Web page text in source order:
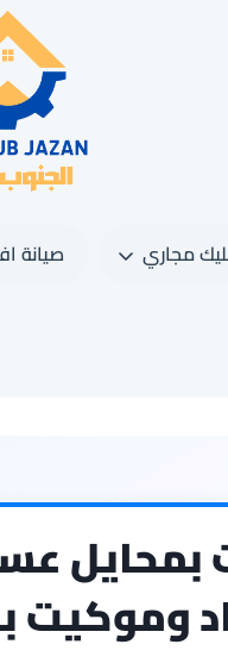
مجاري صيانة
وموكيت